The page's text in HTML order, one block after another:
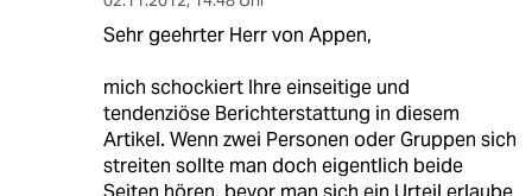
Sehr geehrter Herr von Appen,
mich schockiert Ihre einseitige und
tendenziöse Berichterstattung in diesem
Artikel. Wenn zwei Personen oder Gruppen sich
streiten sollte man doch eigentlich beide